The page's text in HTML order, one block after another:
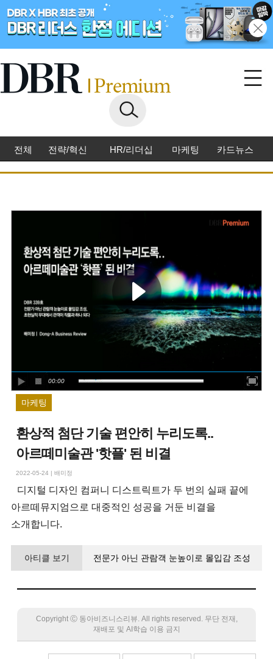
전체 전략/혁신 HR/리더십 마케팅 카드뉴스
00:00
마케팅
환상적 첨단 기술 편안히 누리도록..
아르떼미술관 '핫플' 된 비결
2022-05-24 |배미정
디지털 디자인 컴퍼니 디스트릭트가 두 번의 실패 끝에
아르떼뮤지엄으로 대중적인 성공을 거둔 비결을
소개합니다.
아티클 보기
전문가 아닌 관람객 눈높이로 몰입감 조성
Copyright Ⓒ 동아비즈니스리뷰. All rights reserved. 무단 전재,
재배포 및 AI학습 이용 금지